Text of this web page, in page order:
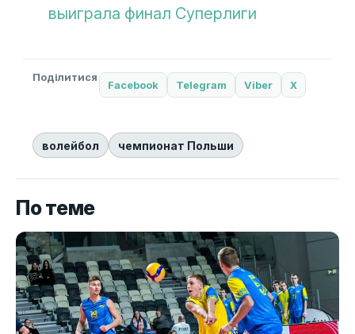
выиграла финал Суперлиги
Поділитися
Facebook Telegram Viber X
волейбол чемпионат Польши
По теме